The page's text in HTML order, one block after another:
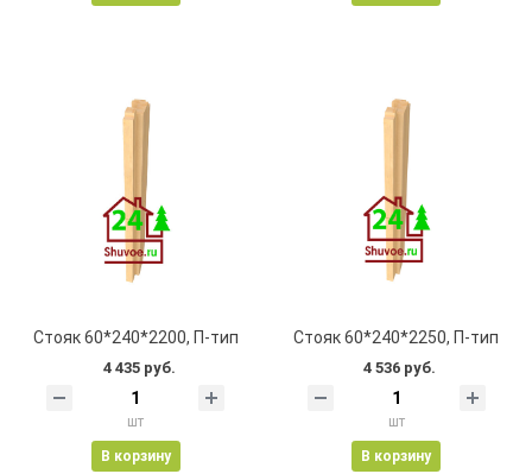
Стояк 60*240*2200, П-тип
4 435 руб.
шт
В корзину
Стояк 60*240*2250, П-тип
4 536 руб.
шт
В корзину